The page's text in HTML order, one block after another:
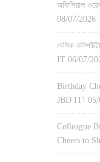
অফিসিয়াল
08/07/2026
বেসিক
IT 06/07/
Birthday
JBD IT!
Colleague
Cheers to